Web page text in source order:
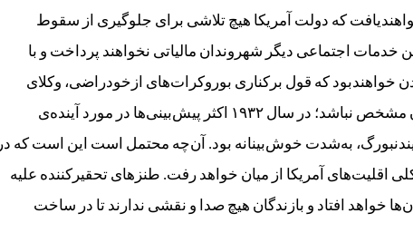
که دولت آمریکا هیچ تلاشی برای جلوگیری از سقوط
اجتماعی دیگر شهروندان مالیاتی نخواهند پرداخت و با
که قول برکناری بوروکرات‌های ازخودراضی، وکلای
حیله‌گر، اساتید پست‌مدرن را می‌دهد هرچند آینده چندان مشخص نباشد؛ در سال ۱۹۳۲ اکثر پیش‌بینی‌ها در مورد آینده‌ی
به‌شدت خوش‌بینانه بود. آن‌چه محتمل است این است که در
و به‌طورکلی اقلیت‌های آمریکا از میان خواهد رفت. طنزهای تحقیرکننده علیه
خواهد افتاد و بازندگان هیچ صدا و نقشی ندارند تا در ساخت